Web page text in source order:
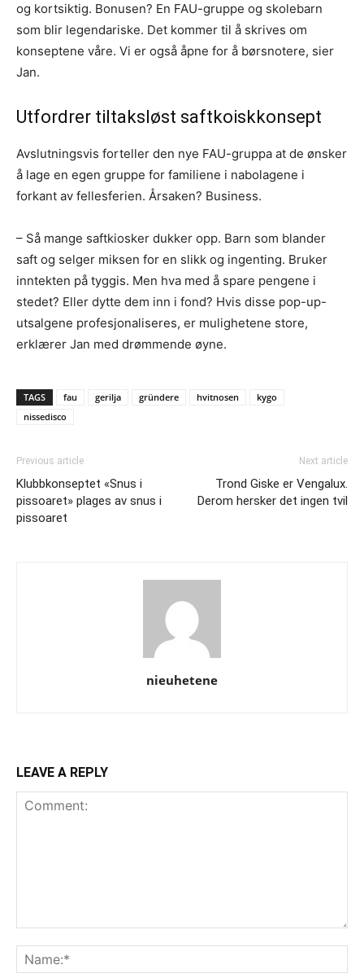
og kortsiktig. Bonusen? En FAU-gruppe og skolebarn
som blir legendariske. Det kommer til å skrives om
konseptene våre. Vi er også åpne for å børsnotere, sier
Jan.
Utfordrer tiltaksløst saftkoiskkonsept
Avslutningsvis forteller den nye FAU-gruppa at de ønsker
å lage en egen gruppe for familiene i nabolagene i
forkant av fellesferien. Årsaken? Business.
– Så mange saftkiosker dukker opp. Barn som blander
saft og selger miksen for en slikk og ingenting. Bruker
inntekten på tyggis. Men hva med å spare pengene i
stedet? Eller dytte dem inn i fond? Hvis disse pop-up-
utsalgene profesjonaliseres, er mulighetene store,
erklærer Jan med drømmende øyne.
TAGS fau gerilja gründere hvitnosen
kygo
nissedisco
Previous article
Klubbkonseptet «Snus i
pissoaret» plages av snus i
pissoaret
Next article
Trond Giske er Vengalux.
Derom hersker det ingen tvil
nieuhetene
LEAVE A REPLY